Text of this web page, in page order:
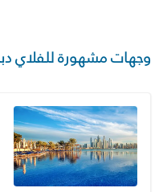
وجهات مشهورة للفلاي